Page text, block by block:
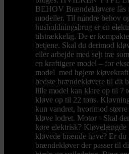
BEHOV Brændekløvere fås
modeller. Til mindre behov
husholdningsbrug er en
tilstrækkelig. De er
betjene. Skal du derimod
eller arbejde med sejt træ
en kraftigere model – for
model med højere
bedste brændekløvere til dit
lille model kan klare op til 7
kløve op til 22 tons.
kun vandret, hvorimod
kløve lodret. Motor - Skal
køre elektrisk?
kløvede brænde have? Er
brændekløver der passer til